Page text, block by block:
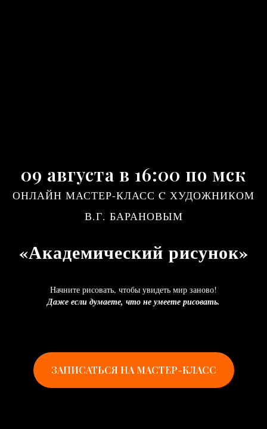
09 августа в 16:00 по мск
ОНЛАЙН МАСТЕР-КЛАСС C ХУДОЖНИКОМ
В.Г. БАРАНОВЫМ
«Академический рисунок»
Начните рисовать, чтобы увидеть мир заново!
Даже если думаете, что не умеете рисовать.
ЗАПИСАТЬСЯ НА МАСТЕР-КЛАСС